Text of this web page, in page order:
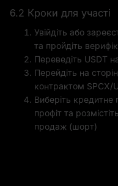
6.2 Кроки для участі
Увійдіть або
та пройдіть
Переведіть USDT
Перейдіть на
контрактом SPCX/
Виберіть кредитне
профіт та
продаж (шорт)